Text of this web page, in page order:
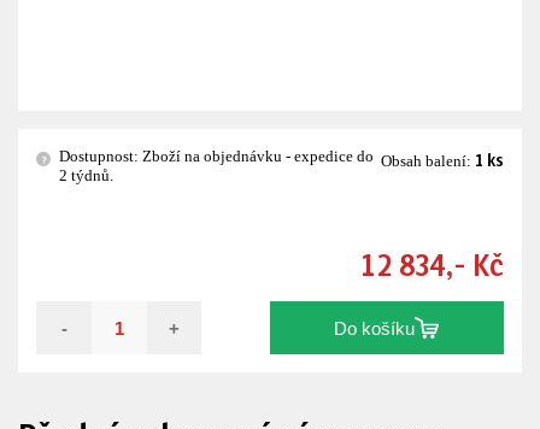
?
Dostupnost: Zboží na objednávku - expedice do
2 týdnů.
Obsah balení: 1 ks
12 834,- Kč
- + Do košíku